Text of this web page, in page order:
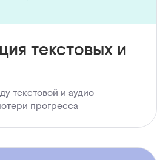
текстовых и
текстовой и аудио
прогресса